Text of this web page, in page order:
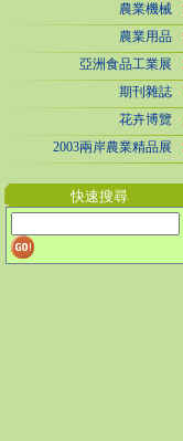
農業機械
農業用品
亞洲食品工業展
期刊雜誌
花卉博覽
2003兩岸農業精品展
快速搜尋